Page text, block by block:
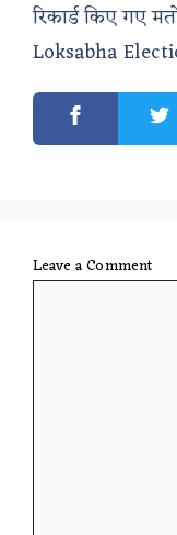
रिकार्ड किए गए
Loksabha
Leave a Comment